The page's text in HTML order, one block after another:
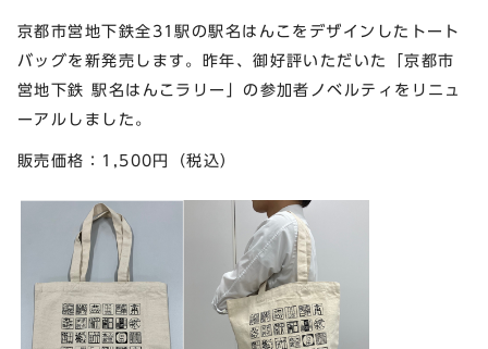
京都市営地下鉄全31駅の駅名はんこをデザインしたトート
バッグを新発売します。昨年、御好評いただいた「京都市
営地下鉄 駅名はんこラリー」の参加者ノベルティをリニュ
ーアルしました。
販売価格：1,500円（税込）